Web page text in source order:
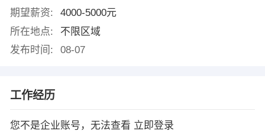
期望薪资:
4000-5000元
所在地点:
不限区域
发布时间:
08-07
工作经历
您不是企业账号，无法查看 立即登录